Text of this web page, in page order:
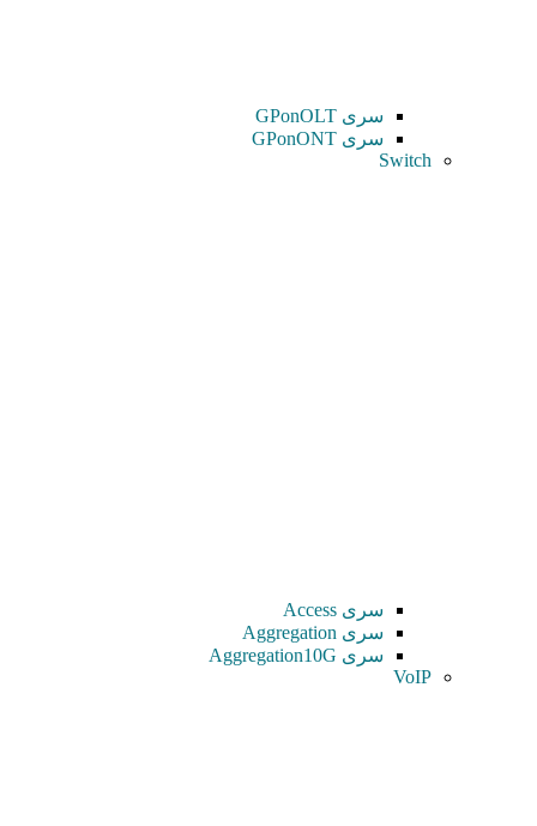
سری GPonOLT
سری GPonONT
Switch
سری Access
سری Aggregation
سری Aggregation10G
VoIP